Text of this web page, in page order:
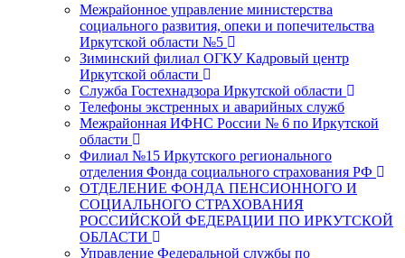
Межрайонное управление министерства
социального развития, опеки и попечительства
Иркутской области №5
Зиминский филиал ОГКУ Кадровый центр
Иркутской области
Служба Гостехнадзора Иркутской области
Телефоны экстренных и аварийных служб
Межрайонная ИФНС России № 6 по Иркутской
области
Филиал №15 Иркутского регионального
отделения Фонда социального страхования РФ
ОТДЕЛЕНИЕ ФОНДА ПЕНСИОННОГО И
СОЦИАЛЬНОГО СТРАХОВАНИЯ
РОССИЙСКОЙ ФЕДЕРАЦИИ ПО ИРКУТСКОЙ
ОБЛАСТИ
Управление Федеральной службы по